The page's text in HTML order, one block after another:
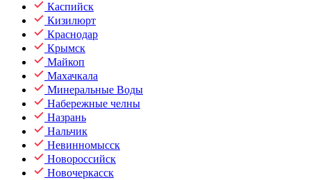
Каспийск
Кизилюрт
Краснодар
Крымск
Майкоп
Махачкала
Минеральные Воды
Набережные челны
Назрань
Нальчик
Невинномысск
Новороссийск
Новочеркасск